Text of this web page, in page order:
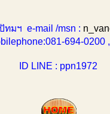
ทมฯ e-mail /msn :
694-0200 ,
ID LINE : ppn1972